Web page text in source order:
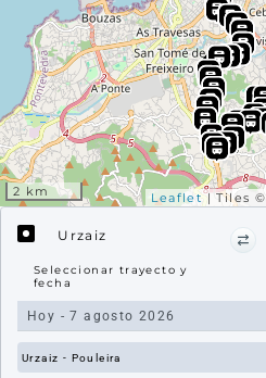
Urzaiz
Seleccionar trayecto y
fecha
2 km Leaflet| Tiles ©